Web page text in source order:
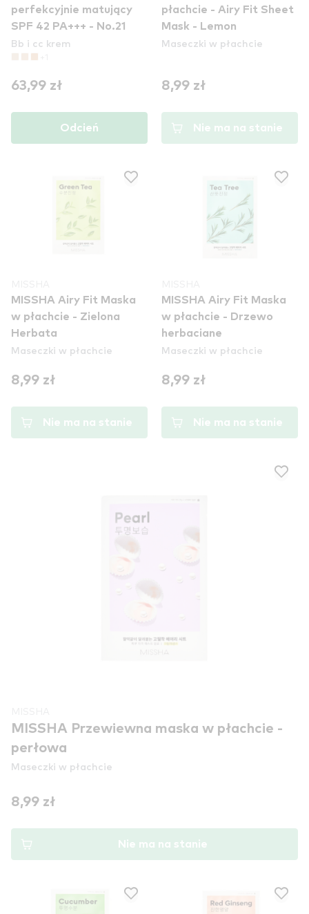
perfekcyjnie matujący
SPF 42 PA+++ - No.21
Bb i cc krem
63,99 zł
Odcień
płachcie - Airy Fit Sheet
Mask - Lemon
Maseczki w płachcie
8,99 zł
Nie ma na stanie
MISSHA Airy Fit Maska
w płachcie - Zielona
Herbata
Maseczki w płachcie
8,99 zł
Nie ma na stanie
MISSHA Airy Fit Maska
w płachcie - Drzewo
herbaciane
Maseczki w płachcie
8,99 zł
Nie ma na stanie
MISSHA Przewiewna maska ​​w płachcie -
perłowa
Maseczki w płachcie
8,99 zł
Nie ma na stanie